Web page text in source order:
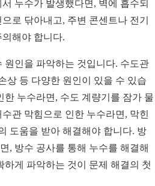
누수가 발생했다면, 벽에 흡수되
로 닦아내고, 주변 콘센트나 전기
해야 합니다.
원인을 파악하는 것입니다. 수도관
상 등 다양한 원인이 있을 수 있습
한 누수라면, 수도 계량기를 잠가 물
관 막힘으로 인한 누수라면, 막힌
도움을 받아 해결해야 합니다. 방
, 방수 공사를 통해 누수를 해결해
하게 파악하는 것이 문제 해결의 첫